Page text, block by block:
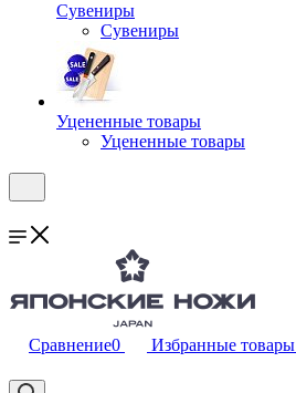
Сувениры
Сувениры
Уцененные товары
Уцененные товары
Сравнение0 Избранные товары